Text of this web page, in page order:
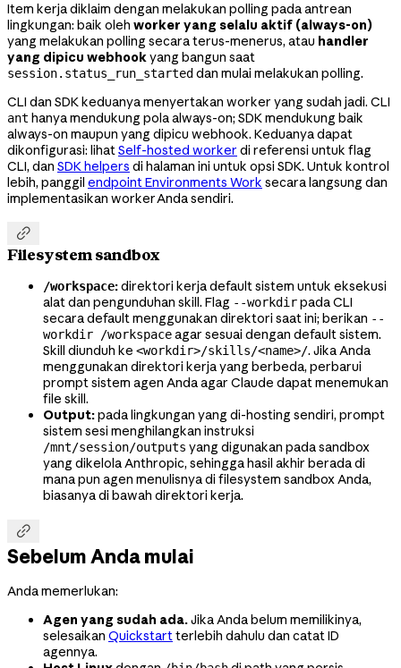
Item kerja diklaim dengan melakukan polling pada antrean
lingkungan: baik oleh worker yang selalu aktif (always-on)
yang melakukan polling secara terus-menerus, atau handler
yang dipicu webhookyang bangun saat
session.status_run_started dan mulai melakukan polling.
CLI dan SDK keduanya menyertakan worker yang sudah jadi. CLI
ant hanya mendukung pola always-on; SDK mendukung baik
always-on maupun yang dipicu webhook. Keduanya dapat
dikonfigurasi: lihatSelf-hosted worker di referensi untuk flag
CLI, dan SDK helpers di halaman ini untuk opsi SDK. Untuk kontrol
lebih, panggil endpoint Environments Work secara langsung dan
implementasikan worker Anda sendiri.

Filesystem sandbox
/workspace:direktori kerja default sistem untuk eksekusi
alat dan pengunduhan skill. Flag --workdirpada CLI
secara default menggunakan direktori saat ini; berikan --
workdir /workspaceagar sesuai dengan default sistem.
Skill diunduh ke <workdir>/skills/<name>/. Jika Anda
menggunakan direktori kerja yang berbeda, perbarui
prompt sistem agen Anda agar Claude dapat menemukan
file skill.
Output:pada lingkungan yang di-hosting sendiri, prompt
sistem sesi menghilangkan instruksi
/mnt/session/outputs yang digunakan pada sandbox
yang dikelola Anthropic, sehingga hasil akhir berada di
mana pun agen menulisnya di filesystem sandbox Anda,
biasanya di bawah direktori kerja.

Sebelum Anda mulai
Anda memerlukan:
Agen yang sudah ada.Jika Anda belum memilikinya,
selesaikan Quickstartterlebih dahulu dan catat ID
agennya.